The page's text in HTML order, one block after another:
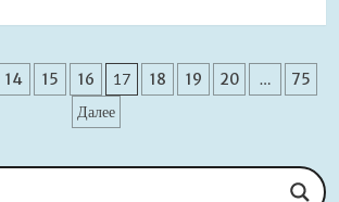
14 15 16 17 18 19 20 …
75
Далее
Jacob Delafon Brive